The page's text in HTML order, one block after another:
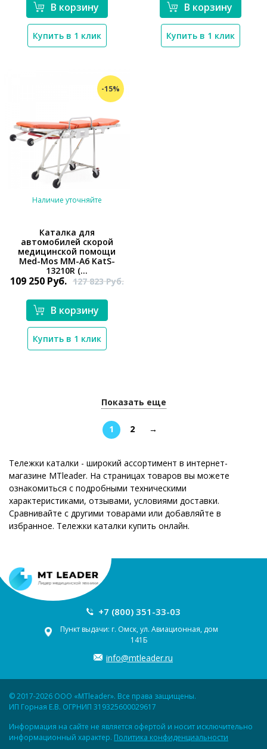
В корзину
Купить в 1 клик
В корзину
Купить в 1 клик
-15%
*}
Наличие уточняйте
Каталка для
автомобилей скорой
медицинской помощи
Med-Mos ММ-А6 KatS-
13210R (...
109 250 Руб. 127 823Руб.
В корзину
Купить в 1 клик
Показать еще
1 2 →
Тележки каталки - широкий ассортимент в интернет-
магазине MTleader. На страницах товаров вы можете
ознакомиться с подробными техническими
характеристиками, отзывами, условиями доставки.
Сравнивайте с другими товарами или добавляйте в
избранное. Тележки каталки купить онлайн.
+7 (800) 351-33-03
Пункт выдачи: г. Омск, ул. Авиационная, дом
141Б
info@mtleader.ru
© 2017-2026 ООО «MTleader». Все права защищены.
ИП Горная Е.В. ОГРНИП 319325600029617
Информация на сайте не является офертой и носит исключительно
информационный характер. Политика конфиденциальности